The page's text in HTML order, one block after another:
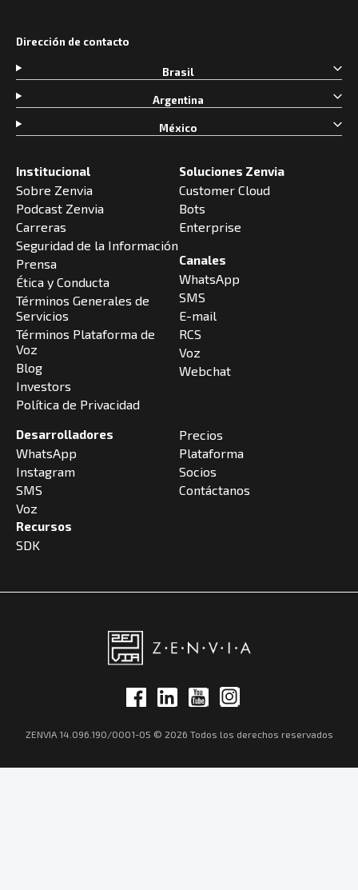
Institucional
Sobre Zenvia
Podcast Zenvia
Carreras
Seguridad de la Información
Prensa
Ética y Conducta
Términos Generales de
Servicios
Términos Plataforma de
Voz
Blog
Investors
Política de Privacidad
Soluciones Zenvia
Customer Cloud
Bots
Enterprise
Canales
WhatsApp
SMS
E-mail
RCS
Voz
Webchat
Desarrolladores
WhatsApp
Instagram
SMS
Voz
Recursos
SDK
Precios
Plataforma
Socios
Contáctanos
Dirección de contacto
Brasil
Argentina
México
ZENVIA 14.096.190/0001-05 © 2026 Todos los derechos reservados